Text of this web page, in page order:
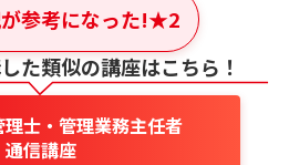
参考になった!★2
た類似の講座はこちら！
士・管理業務主任者
通信講座